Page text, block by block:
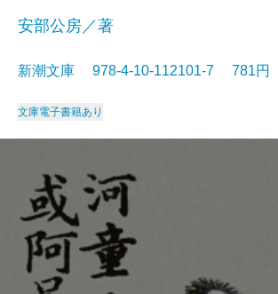
安部公房／著
新潮文庫 978-4-10-112101-7 781円
文庫電子書籍あり